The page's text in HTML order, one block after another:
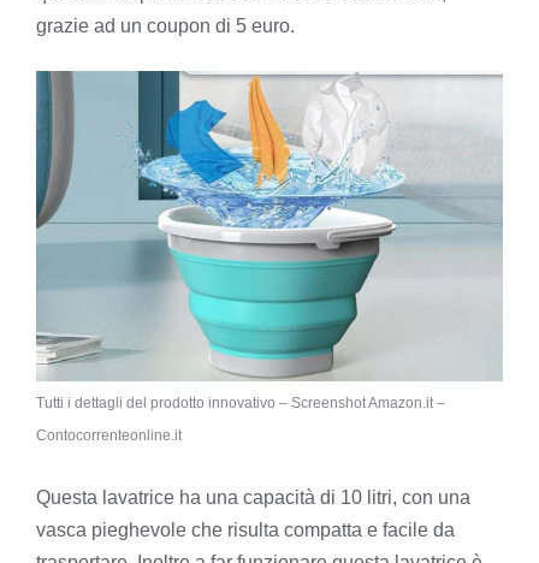
grazie ad un coupon di 5 euro.
Tutti i dettagli del prodotto innovativo – Screenshot Amazon.it –
Contocorrenteonline.it
Questa lavatrice ha una capacità di 10 litri, con una
vasca pieghevole che risulta compatta e facile da